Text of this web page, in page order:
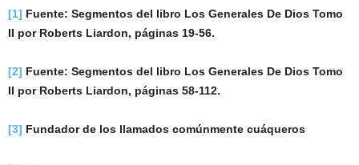
[1] Fuente: Segmentos del libro Los Generales De Dios Tomo
II por Roberts Liardon, páginas 19-56.
[2] Fuente: Segmentos del libro Los Generales De Dios Tomo
II por Roberts Liardon, páginas 58-112.
[3] Fundador de los llamados comúnmente cuáqueros